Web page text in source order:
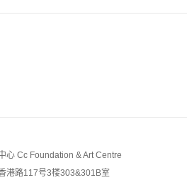
心 Cc Foundation & Art Centre
港路117号3楼303&301B室